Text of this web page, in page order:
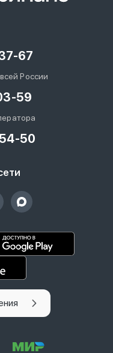
67
России
59
50